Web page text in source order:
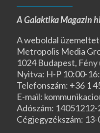
A Galaktika Magazin
A weboldal
Metropolis Media
1024 Budapest, Fény
Nyitva: H-P 10:00-
Telefonszám: +36 1
E-mail:
Adószám: 14051212-
Cégjegyzékszám: